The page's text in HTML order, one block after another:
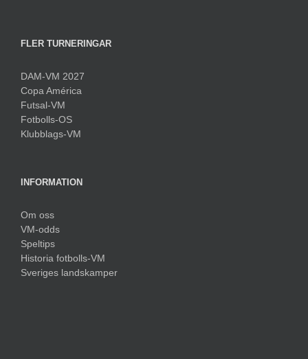
FLER TURNERINGAR
DAM-VM 2027
Copa América
Futsal-VM
Fotbolls-OS
Klubblags-VM
INFORMATION
Om oss
VM-odds
Speltips
Historia fotbolls-VM
Sveriges landskamper